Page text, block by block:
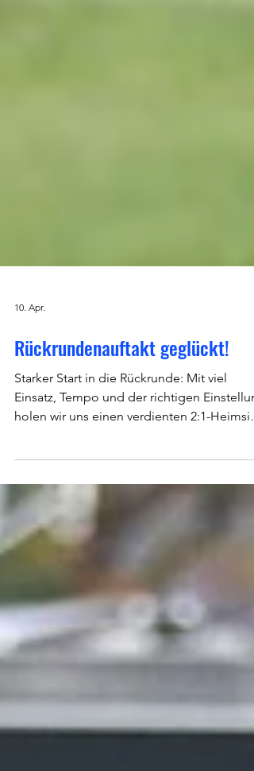
10. Apr.
Rückrundenauftakt geglückt!
Starker Start in die Rückrunde: Mit viel
als Team geschlossen und in den
entscheidenden Momenten eiskalt – so
sichern wir uns die nächsten 3 Punkte
zuhause! Der Lohn: Sprung vom 4. auf den
Auftakt – und noch lange nicht das Ende.
Weiter geht’s am Samstag 11.04.26 um 14:30
zuhause gegen Altenstadt! Unser 1b sp